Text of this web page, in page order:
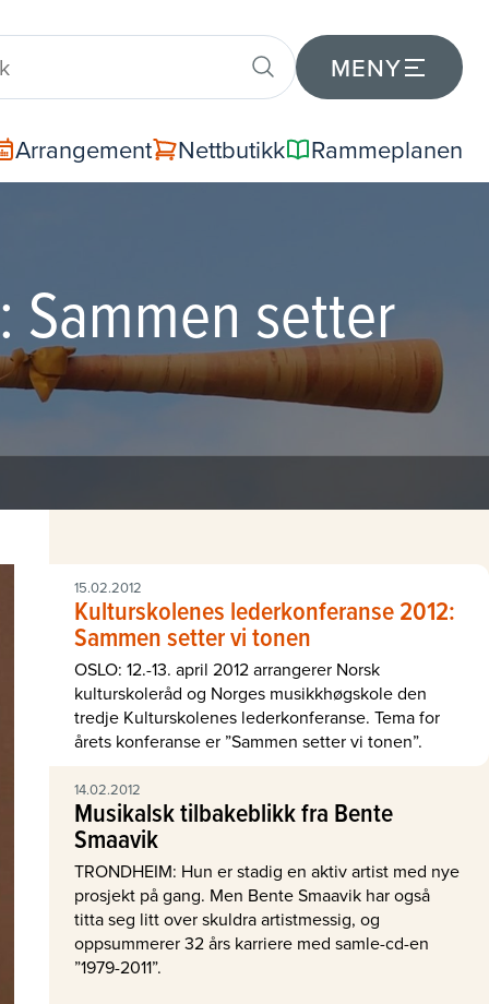
MENY
Arrangement Nettbutikk Rammeplanen
Sammen setter
15.02.2012
Kulturskolenes lederkonferanse 2012:
Sammen setter vi tonen
OSLO: 12.-13. april 2012 arrangerer Norsk
kulturskoleråd og Norges musikkhøgskole den
tredje Kulturskolenes lederkonferanse. Tema for
årets konferanse er ”Sammen setter vi tonen”.
14.02.2012
Musikalsk tilbakeblikk fra Bente
Smaavik
TRONDHEIM: Hun er stadig en aktiv artist med nye
prosjekt på gang. Men Bente Smaavik har også
titta seg litt over skuldra artistmessig, og
oppsummerer 32 års karriere med samle-cd-en
”1979-2011”.